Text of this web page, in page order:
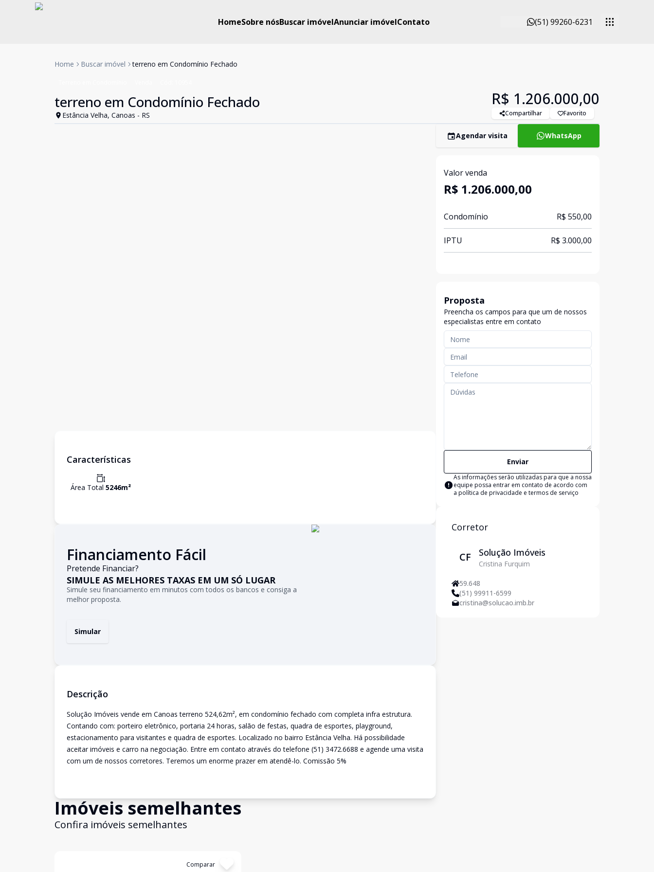
HomeSobre nósBuscar imóvelAnunciar imóvelContato (51) 99260-6231
Home Buscar imóvel terreno em Condomínio Fechado
terreno em Condomínio Fechado
Estância Velha, Canoas - RS
R$ 1.206.000,00
Compartilhar Favorito
Características
Área Total 5246m²
Financiamento Fácil
Pretende Financiar?
SIMULE AS MELHORES TAXAS EM UM SÓ LUGAR
Simule seu financiamento em minutos com todos os bancos e consiga a
melhor proposta.
Simular
Descrição
Solução Imóveis vende em Canoas terreno 524,62m², em condomínio fechado com completa infra estrutura.
Contando com: porteiro eletrônico, portaria 24 horas, salão de festas, quadra de esportes, playground,
estacionamento para visitantes e quadra de esportes. Localizado no bairro Estância Velha. Há possibilidade
aceitar imóveis e carro na negociação. Entre em contato através do telefone (51) 3472.6688 e agende uma visita
com um de nossos corretores. Teremos um enorme prazer em atendê-lo. Comissão 5%
Imóveis semelhantes
Confira imóveis semelhantes
Comparar
Agendar visita WhatsApp
Valor venda
R$ 1.206.000,00
Condomínio R$ 550,00
IPTU R$ 3.000,00
Proposta
Preencha os campos para que um de nossos
especialistas entre em contato
Enviar
As informações serão utilizadas para que a nossa
equipe possa entrar em contato de acordo com
a política de privacidade e termos de serviço
Corretor
CF Solução Imóveis
Cristina Furquim
59.648
(51) 99911-6599
cristina@solucao.imb.br